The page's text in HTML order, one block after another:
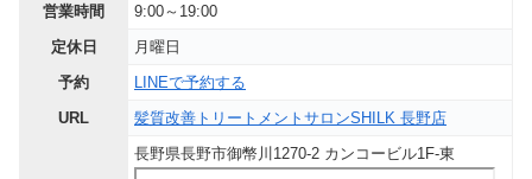
営業時間
9:00～19:00
定休日
月曜日
予約
LINEで予約する
URL
髪質改善トリートメントサロンSHILK 長野店
長野県長野市御幣川1270-2 カンコービル1F-東